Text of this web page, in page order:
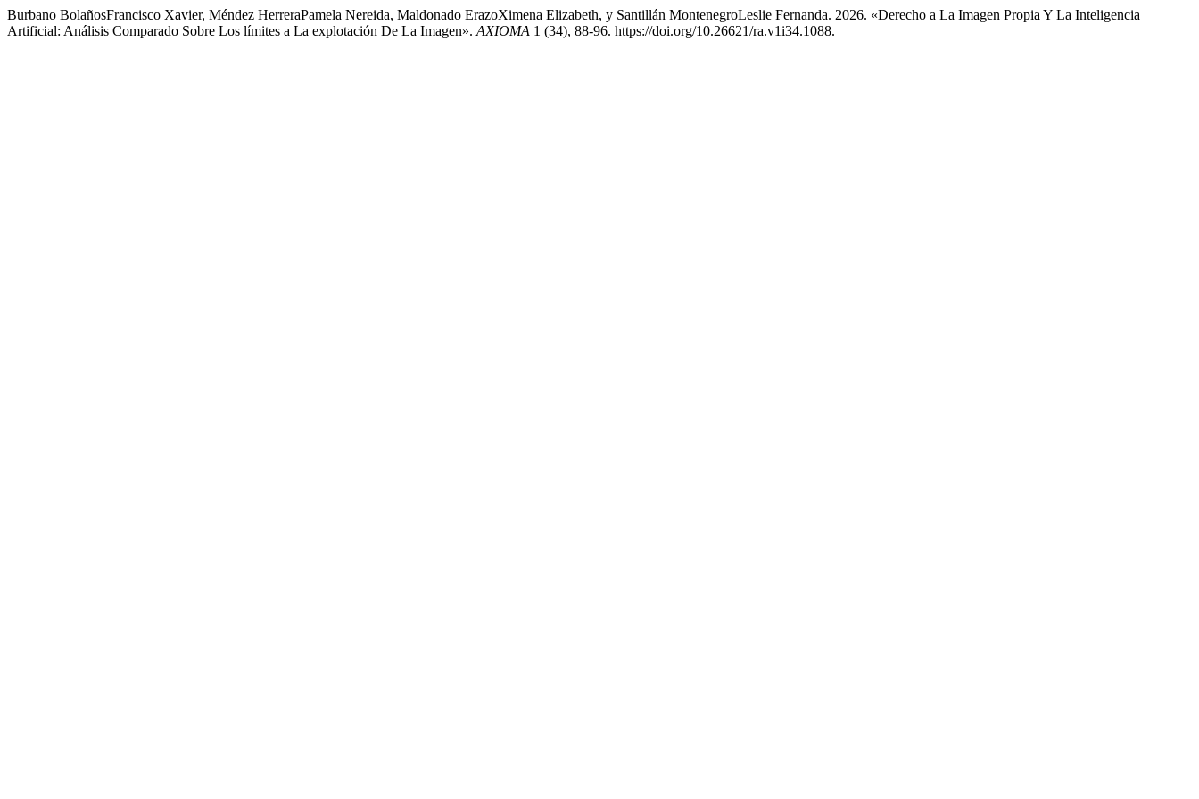
Burbano BolañosFrancisco Xavier, Méndez HerreraPamela Nereida, Maldonado ErazoXimena Elizabeth, y Santillán MontenegroLeslie Fernanda. 2026. «Derecho a La Imagen Propia Y La Inteligencia
Artificial: Análisis Comparado Sobre Los límites a La explotación De La Imagen». AXIOMA 1 (34), 88-96. https://doi.org/10.26621/ra.v1i34.1088.